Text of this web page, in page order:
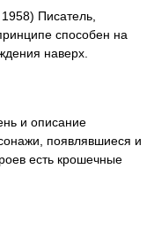
Писатель,
способен на
наверх.
и описание
появлявшиеся и
есть крошечные